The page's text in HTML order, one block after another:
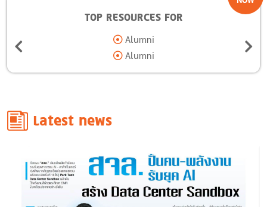
TOP RESOURCES FOR
Alumni
Alumni
Latest news